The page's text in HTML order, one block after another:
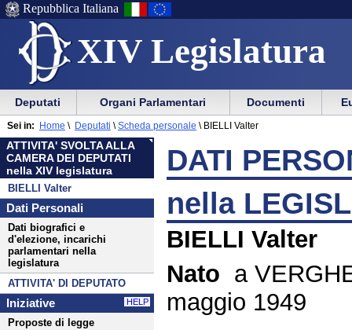
XIV Legislatura
Menu
di
ausilio
alla
navigazione
Vai
Menu
di
navigazione
principale
Repubblica Italiana
Menu
di
navigazione
principale
Vai
menu
di
sezione
Deputati Organi Parlamentari Documenti
ATTIVITA' SVOLTA ALLA
CAMERA DEI DEPUTATI
nella XIV legislatura
BIELLI Valter
Dati Personali
Dati biografici e
d'elezione, incarichi
parlamentari nella
legislatura
ATTIVITA' DI DEPUTATO
Iniziative HELP
Proposte di legge
Sei in: Home \ Deputati \ Scheda personale \ BIELLI Valter
DATI
nella
BIELLI Valter
Nato a
maggio 1949